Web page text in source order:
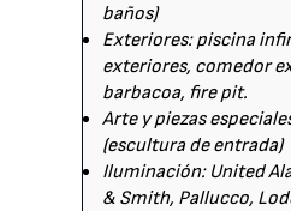
baños)
Exteriores: piscina
exteriores, comedor
barbacoa, fire pit.
Arte y piezas
(escultura de entrada)
Iluminación: United
& Smith, Pallucco,